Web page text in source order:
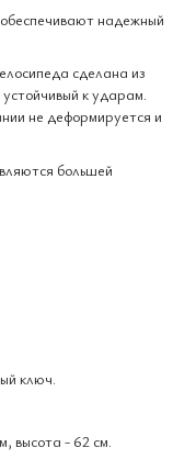
надежный
сделана из
к ударам.
не деформируется и
большей
ключ.
высота - 62 см.